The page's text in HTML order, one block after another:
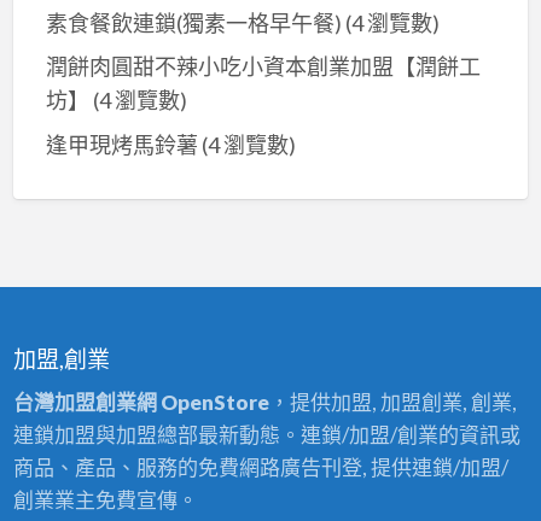
素食餐飲連鎖(獨素一格早午餐) (4 瀏覽數)
潤餅肉圓甜不辣小吃小資本創業加盟【潤餅工
坊】
(4 瀏覽數)
逢甲現烤馬鈴薯 (4 瀏覽數)
加盟,創業
台灣加盟創業網 OpenStore，提供加盟, 加盟創業, 創業,
連鎖加盟與加盟總部最新動態。連鎖/加盟/創業的資訊或
商品、產品、服務的免費網路廣告刊登, 提供連鎖/加盟/
創業業主免費宣傳。